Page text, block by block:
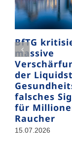
BfTG
massive
der
falsches
für
Raucher
15.07.2026